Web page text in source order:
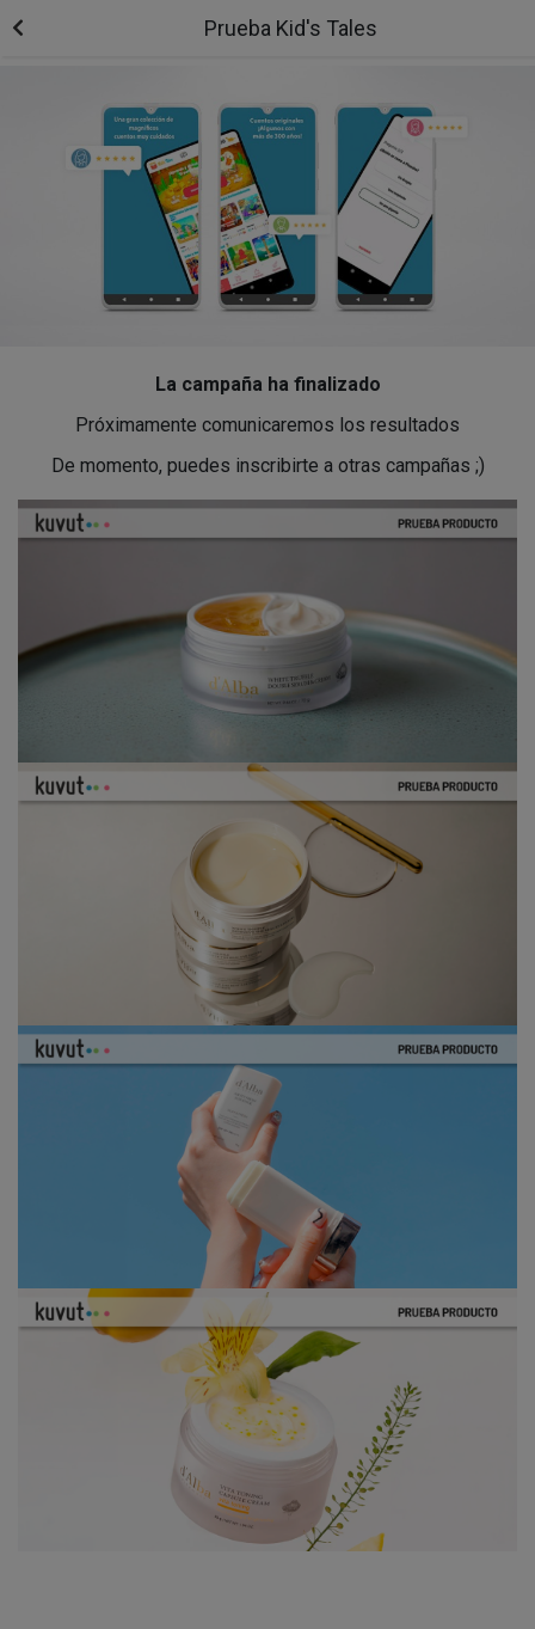
Prueba Kid's Tales
La campaña ha finalizado
Próximamente comunicaremos los resultados
De momento, puedes inscribirte a otras campañas ;)